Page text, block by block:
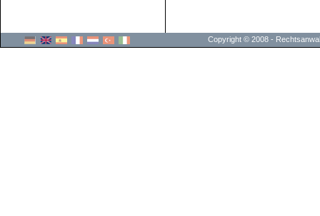
Copyright © 2008 -